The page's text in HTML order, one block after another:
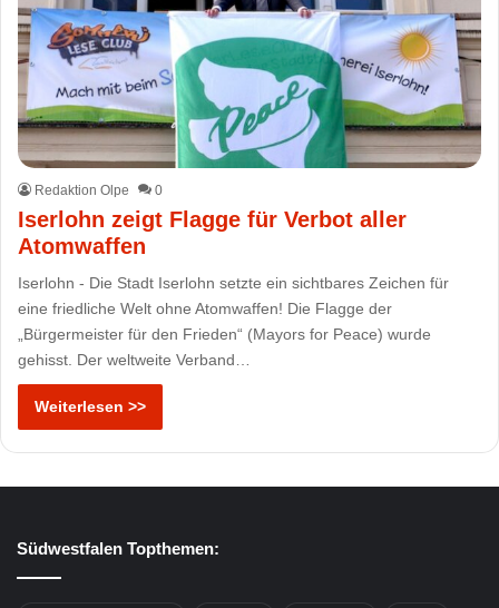
Redaktion Olpe 0
Iserlohn zeigt Flagge für Verbot aller
Atomwaffen
Iserlohn - Die Stadt Iserlohn setzte ein sichtbares Zeichen für
eine friedliche Welt ohne Atomwaffen! Die Flagge der
„Bürgermeister für den Frieden“ (Mayors for Peace) wurde
gehisst. Der weltweite Verband…
Weiterlesen >>
Südwestfalen Topthemen: